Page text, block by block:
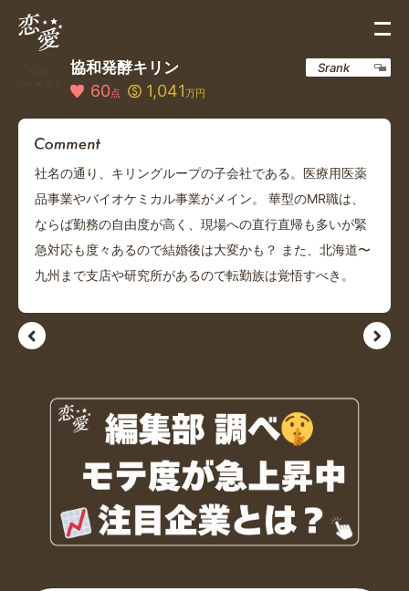
協和発酵キリン
60点 1,041万円
Srank
社名の通り、キリングループの子会社である。医療用医薬
品事業やバイオケミカル事業がメイン。 華型のMR職は、
ならば勤務の自由度が高く、現場への直行直帰も多いが緊
急対応も度々あるので結婚後は大変かも？ また、北海道〜
九州まで支店や研究所があるので転勤族は覚悟すべき。